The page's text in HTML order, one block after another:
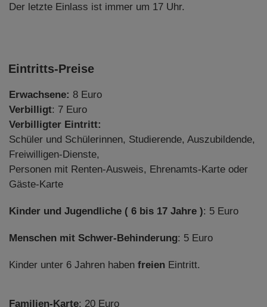
Der letzte Einlass ist immer um 17 Uhr.
Eintritts-Preise
Erwachsene: 8 Euro
Verbilligt: 7 Euro
Verbilligter Eintritt:
Schüler und Schülerinnen, Studierende, Auszubildende,
Freiwilligen-Dienste,
Personen mit Renten-Ausweis, Ehrenamts-Karte oder
Gäste-Karte
Kinder und Jugendliche ( 6 bis 17 Jahre ): 5 Euro
Menschen mit Schwer-Behinderung: 5 Euro
Kinder unter 6 Jahren haben freien Eintritt.
Familien-Karte: 20 Euro